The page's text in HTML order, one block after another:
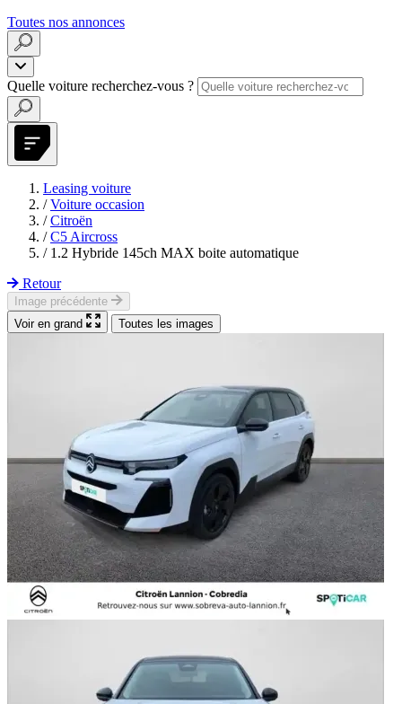
Toutes nos annonces
Quelle voiture recherchez-vous ?
Leasing voiture
/ Voiture occasion
/ Citroën
/ C5 Aircross
/ 1.2 Hybride 145ch MAX boite automatique
Retour
Image précédente
Voir en grand
Toutes les images